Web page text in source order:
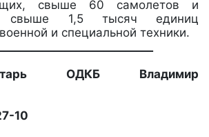
свыше 60 самолетов и
свыше 1,5 тысяч единиц
и специальной техники.
ОДКБ Владимир
10